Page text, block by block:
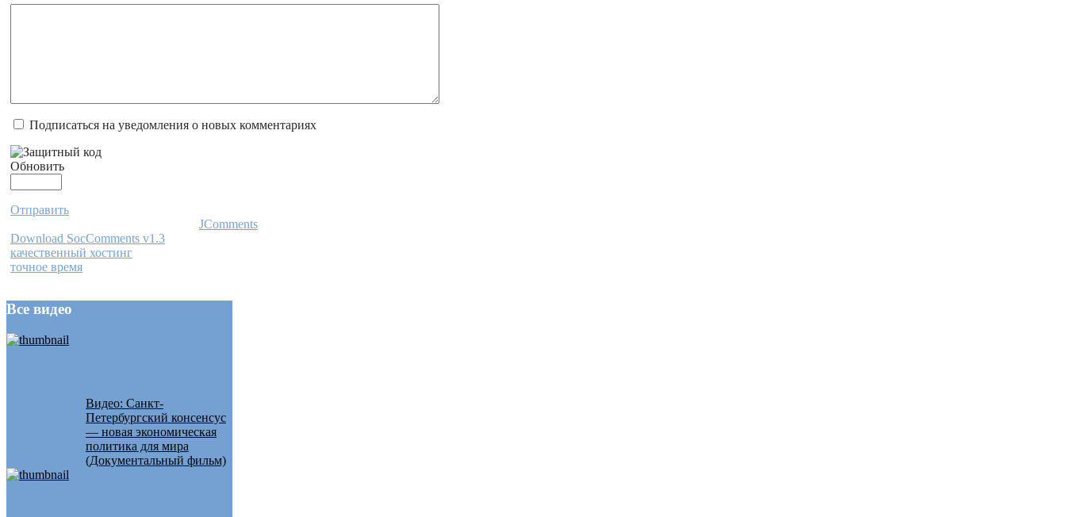
Подписаться на уведомления о новых комментариях
Обновить
Отправить
JComments
Download SocComments v1.3
качественный хостинг
точное время
Все видео
Видео: Санкт-
Петербургский консенсус
— новая экономическая
политика для мира
(Документальный фильм)